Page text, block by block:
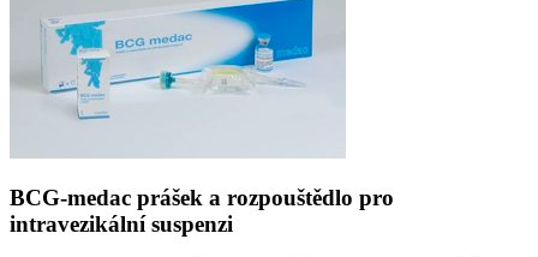
BCG-medac prášek a rozpouštědlo pro
intravezikální suspenzi